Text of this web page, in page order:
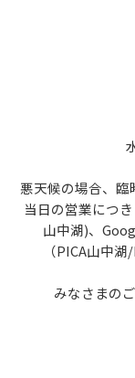
悪天候の場合、臨
当日の営業につ
山中湖)、
（PICA山中
みなさまの